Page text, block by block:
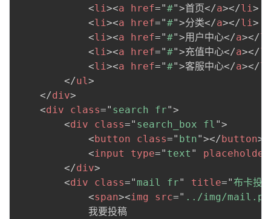
<li><a href="#">首页</a></li>
<li><a href="#">分类</a></li>
<li><a href="#">用户中心</a></
<li><a href="#">充值中心</a></
<li><a href="#">客服中心</a></
</ul>
</div>
<div class=" search fr">
<div class=" search_box fl ">
<button class=" btn"></button>
<input type=" text " placeholder
</div>
<div class=" mail fr" title="布卡投
<span><img src=" ../img/
            我要投稿